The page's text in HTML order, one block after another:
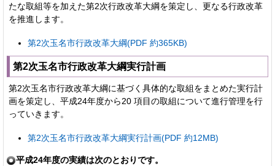
たな取組等を加えた第2次行政改革大綱を策定し、更なる行政改革
を推進します。
第2次玉名市行政改革大綱(PDF 約365KB)
第2次玉名市行政改革大綱実行計画
第2次玉名市行政改革大綱に基づく具体的な取組をまとめた実行計
画を策定し、平成24年度から20 項目の取組について進行管理を行
っていきます。
第2次玉名市行政改革大綱実行計画(PDF 約12MB)
平成24年度の実績は次のとおりです。